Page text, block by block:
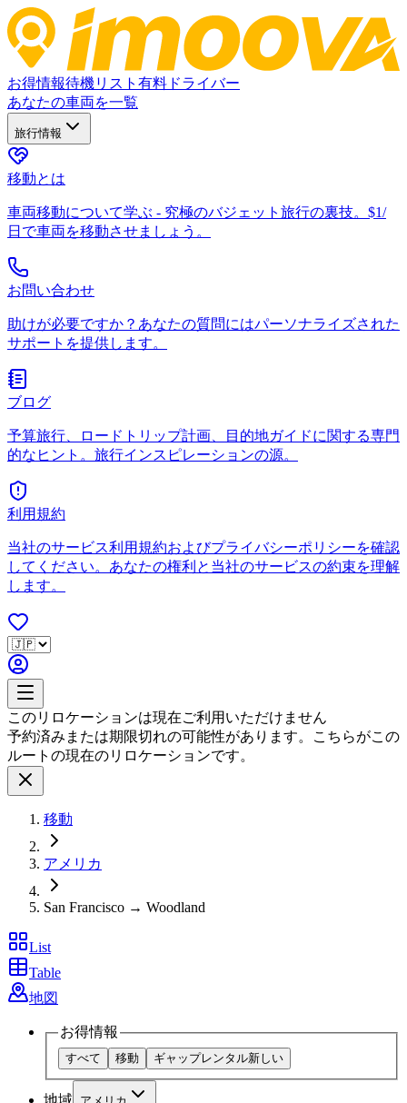
お得情報待機リスト 有料ドライバー
あなたの車両を一覧
旅行情報
移動とは
車両移動について学ぶ - 究極のバジェット旅行の裏技。$1/
日で車両を移動させましょう。
お問い合わせ
助けが必要ですか？あなたの質問にはパーソナライズされた
サポートを提供します。
ブログ
予算旅行、ロードトリップ計画、目的地ガイドに関する専門
的なヒント。旅行インスピレーションの源。
利用規約
当社のサービス利用規約およびプライバシーポリシーを確認
してください。あなたの権利と当社のサービスの約束を理解
します。
このリロケーションは現在ご利用いただけません
予約済みまたは期限切れの可能性があります。こちらがこの
ルートの現在のリロケーションです。
移動
アメリカ
San Francisco → Woodland
List
Table
地図
お得情報
すべて 移動 ギャップレンタル新しい
地域